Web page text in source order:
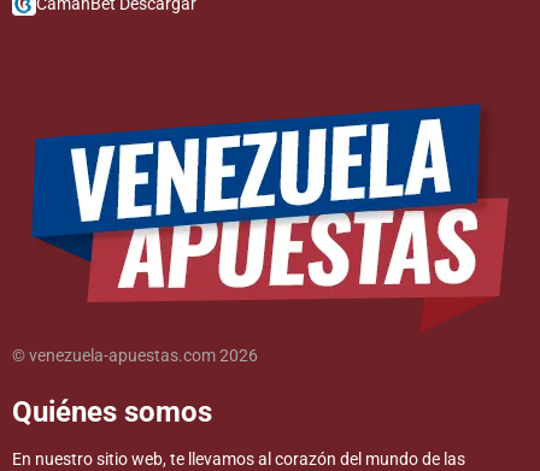
© venezuela-apuestas.com 2026
Quiénes somos
En nuestro sitio web, te llevamos al corazón del mundo de las